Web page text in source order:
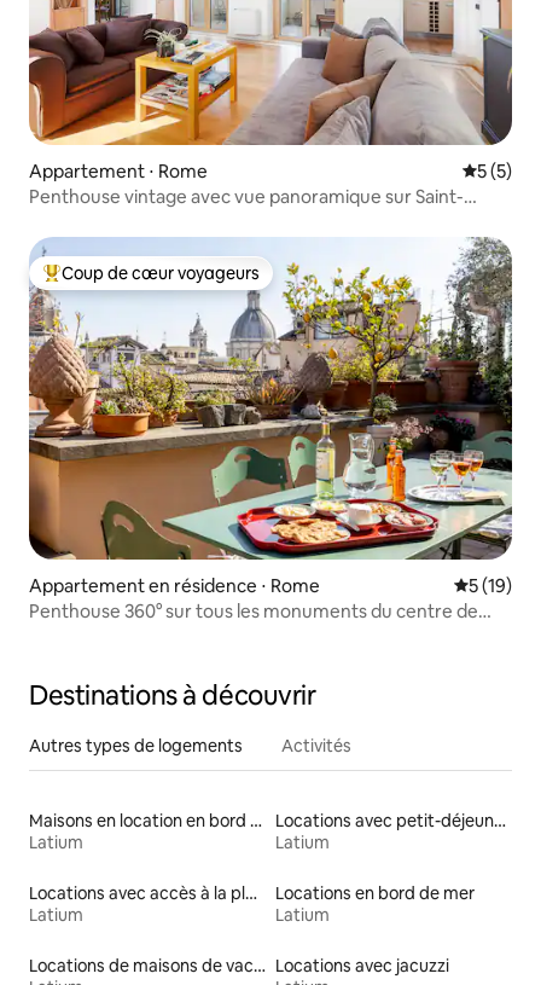
Appartement ⋅ Rome
5 (5)
Penthouse vintage avec vue panoramique sur Saint-
Coups de cœur voyageurs les plus appréciés
Coup de cœur voyageurs
Appartement en résidence ⋅ Rome
5 (19)
Penthouse 360° sur tous les monuments du centre de
Destinations à découvrir
Autres types de logements Activités
Maisons en location en bord de mer
Latium
Locations avec petit-déjeuner
Latium
Locations avec accès à la plage
Latium
Locations en bord de mer
Latium
Locations de maisons de vacances Locations avec jacuzzi